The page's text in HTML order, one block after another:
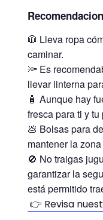
🧥 Lleva ropa
caminar.
🔦 Es
llevar linterna
🧴 Aunque hay
fresca para ti y tu
💩 Bolsas para
mantener la
🚫 No traigas
garantizar la
está permitido
👉 Revisa